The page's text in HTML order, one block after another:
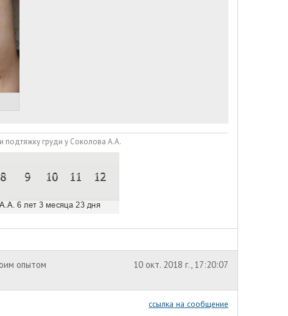
подтяжку груди у Соколова А.А.
опытом
10 окт. 2018 г., 17:20:07
ссылка на сообщение